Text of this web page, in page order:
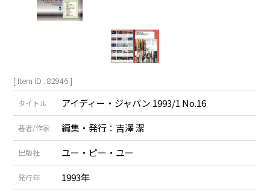
[ Item ID : 82946 ]
タイトル アイディー・ジャパン 1993/1 No.16
著者/作家 編集・発行：吉澤 潔
出版社 ユー・ピー・ユー
発行年 1993年